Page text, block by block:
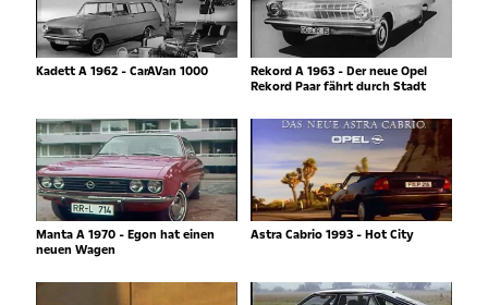
Kadett A 1962 - CarAVan 1000
Rekord A 1963 - Der neue Opel
Rekord Paar fährt durch Stadt
Manta A 1970 - Egon hat einen
neuen Wagen
Astra Cabrio 1993 - Hot City